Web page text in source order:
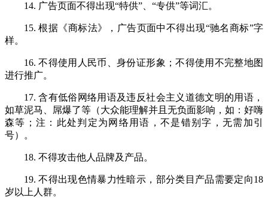
14. 广告页面不得出现“特供”、“专供”等词汇。
15. 根据《商标法》，广告页面中不得出现“驰名商标”字
样。
16. 不得使用人民币、身份证形象；不得使用不完整地图
进行推广。
17. 含有低俗网络用语及违反社会主义道德文明的用语，
如草泥马、屌爆了等（大众能理解并且无负面影响，如：好嗨
森等；注：此处判定为网络用语，不是错别字，无需加引
号）。
18. 不得攻击他人品牌及产品。
19. 不得出现色情暴力性暗示，部分类目产品需要定向18
岁以上人群。